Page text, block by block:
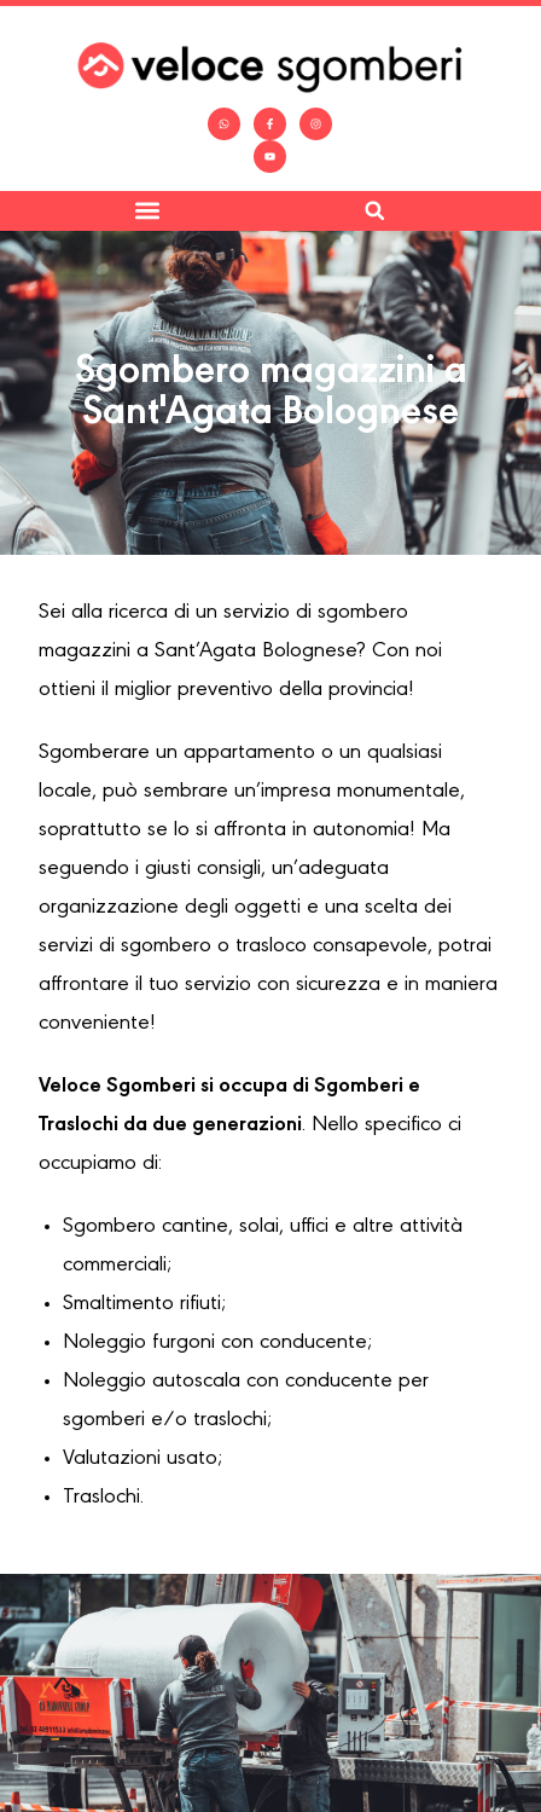
Sgombero magazzini a
Sant'Agata Bolognese
Sei alla ricerca di un servizio di sgombero
magazzini a Sant’Agata Bolognese? Con noi
ottieni il miglior preventivo della provincia!
Sgomberare un appartamento o un qualsiasi
locale, può sembrare un’impresa monumentale,
soprattutto se lo si affronta in autonomia! Ma
seguendo i giusti consigli, un’adeguata
organizzazione degli oggetti e una scelta dei
servizi di sgombero o trasloco consapevole, potrai
affrontare il tuo servizio con sicurezza e in maniera
conveniente!
Veloce Sgomberi si occupa di Sgomberi e
Traslochi da due generazioni. Nello specifico ci
occupiamo di:
Sgombero cantine, solai, uffici e altre attività
commerciali;
Smaltimento rifiuti;
Noleggio furgoni con conducente;
Noleggio autoscala con conducente per
sgomberi e/o traslochi;
Valutazioni usato;
Traslochi.